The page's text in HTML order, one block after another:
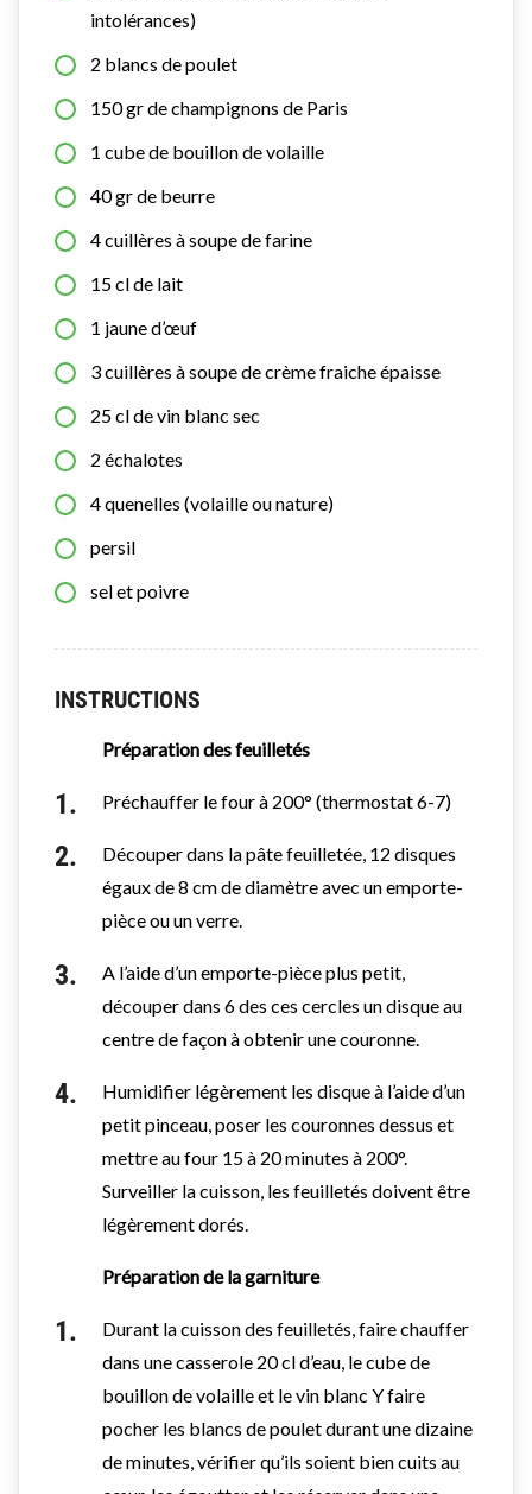
intolérances)
2 blancs de poulet
150grde champignons de Paris
1 cubede bouillon de volaille
40grde beurre
4cuillères à soupede farine
15clde lait
1 jaune d’œuf
3cuillères à soupede crème fraiche épaisse
25clde vin blanc sec
2 échalotes
4quenelles (volaille ou nature)
persil
sel et poivre
INSTRUCTIONS
Préparation des feuilletés
Préchauffer le four à 200° (thermostat 6-7)
Découper dans la pâte feuilletée, 12 disques
égaux de 8 cm de diamètre avec un emporte-
pièce ou un verre.
A l’aide d’un emporte-pièce plus petit,
découper dans 6 des ces cercles un disque au
centre de façon à obtenir une couronne.
Humidifier légèrement les disque à l’aide d’un
petit pinceau, poser les couronnes dessus et
mettre au four 15 à 20 minutes à 200°.
Surveiller la cuisson, les feuilletés doivent être
légèrement dorés.
Préparation de la garniture
Durant la cuisson des feuilletés, faire chauffer
dans une casserole 20 cl d’eau, le cube de
bouillon de volaille et le vin blanc Y faire
pocher les blancs de poulet durant une dizaine
de minutes, vérifier qu’ils soient bien cuits au